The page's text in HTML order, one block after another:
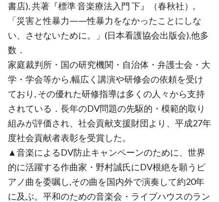
書店), 共著『標準 音楽療法入門 下』（春秋社）,
「災害と性暴力――性暴力をなかったことにしな
い、させないために。」(日本看護協会出版会),他多
数．
家庭裁判所・国の研究機関・自治体・弁護士会・大
学・学会等から,幅広く講演や研修会の依頼を受け
ており, その優れた研修指導は多くの人々から支持
されている．長年のDV問題の先駆的・模範的取り
組みが評価され、社会貢献支援財団より、平成27年
度社会貢献者表彰を受賞した。
▲音楽によるDV防止キャンペーンのために、世界
的に活躍する作曲家・野村誠氏にDV根絶を願うピ
アノ曲を委嘱し,その曲を国内外で演奏して約20年
に及ぶ。平和のための音楽会・ライブハウスのラン